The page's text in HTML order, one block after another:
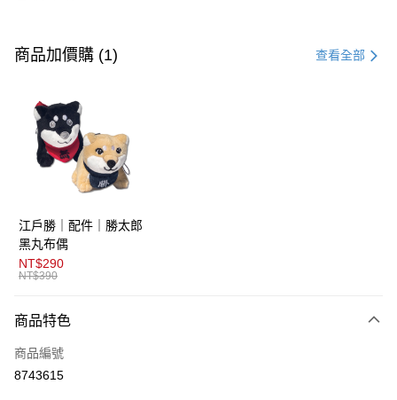
信用卡一次付款
LINE Pay
AFTEE先享後付
【關於「AFTEE先享後付」】
便利好安心！
１．簡單：不需註冊會員、不需綁卡、不需儲值。
２．便利：只要手機號碼，簡訊認證，即可結帳。
３．安心：先確認商品／服務後，再付款。
１．於結帳方式選擇「AFTEE先享後付」後，將跳轉至「AFTEE先享後付」
２．訂單成立數日內，您將收到繳費通知簡訊。
３．收到繳費通知簡訊後14天內，點擊此簡訊中的連結，可透過四大超商／
運送方式
全家取貨付款
免運費
商品加價購 (1) 查看全部
江戶勝｜配件｜勝太郎
黑丸布偶
NT$290
NT$390
商品特色
商品編號
8743615